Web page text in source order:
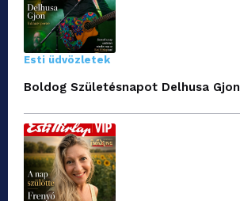
Esti üdvözletek
Boldog Születésnapot Delhusa Gjon